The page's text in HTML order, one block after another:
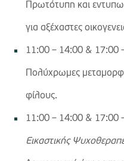
Πρωτότυπη και
για αξέχαστες
11:00 – 14:00 & 17:00
Πολύχρωμες
φίλους.
11:00 – 14:00 & 17:00
Εικαστικής